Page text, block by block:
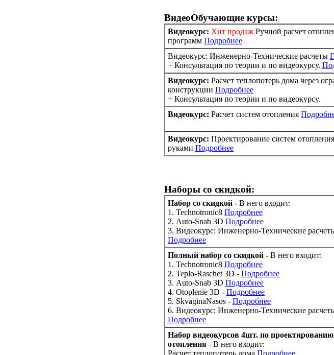
ВидеоОбучающие курсы:
Видеокурс: Хит продаж Ручной расчет
программ Подробнее
Видеокурс: Инженерно-Технические расчеты
+ Консультация по теории и по видеокурсу.
Видеокурс: Расчет теплопотерь дома через
конструкции Подробнее
+ Консультация по теории и по видеокурсу.
Видеокурс: Расчет систем отопления
Видеокурс: Проектирование систем
руками Подробнее
Наборы со скидкой:
Набор со скидкой - В него входит:
1. Technotronic8 Подробнее
2. Auto-Snab 3D Подробнее
3. Видеокурс: Инженерно-Технические
Подробнее
Полный набор со скидкой - В него входит:
1. Technotronic8 Подробнее
2. Teplo-Raschet 3D - Подробнее
3. Auto-Snab 3D Подробнее
4. Otoplenie 3D - Подробнее
5. SkvaginaNasos - Подробнее
6. Видеокурс: Инженерно-Технические
Подробнее
Набор видеокурсов 4шт. по проектированию
отопления - В него входит:
Расчет теплопотерь дома Подробнее